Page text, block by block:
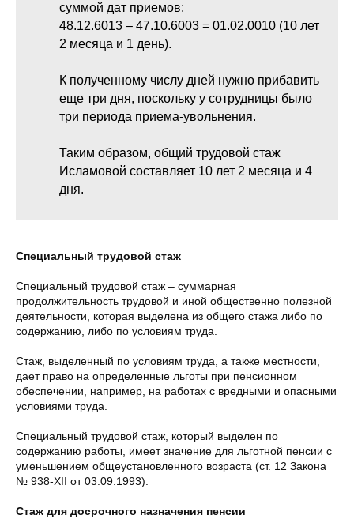
суммой дат приемов:
48.12.6013 – 47.10.6003 = 01.02.0010 (10 лет
2 месяца и 1 день).
К полученному числу дней нужно прибавить
еще три дня, поскольку у сотрудницы было
три периода приема-увольнения.
Таким образом, общий трудовой стаж
Исламовой составляет 10 лет 2 месяца и 4
дня.
Специальный трудовой стаж
Специальный трудовой стаж – суммарная
продолжительность трудовой и иной общественно полезной
деятельности, которая выделена из общего стажа либо по
содержанию, либо по условиям труда.
Стаж, выделенный по условиям труда, а также местности,
дает право на определенные льготы при пенсионном
обеспечении, например, на работах с вредными и опасными
условиями труда.
Специальный трудовой стаж, который выделен по
содержанию работы, имеет значение для льготной пенсии с
уменьшением общеустановленного возраста (ст. 12 Закона
№ 938-XII от 03.09.1993).
Стаж для досрочного назначения пенсии